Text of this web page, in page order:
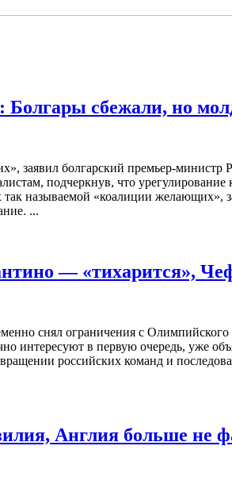
сбежали, но
заявил болгарский премьер-
подчеркнув, что урегулирование
так называемой «коалиции
...
— «тихарится»,
снял ограничения с
интересуют в первую очередь, уже
российских команд и
Англия больше не